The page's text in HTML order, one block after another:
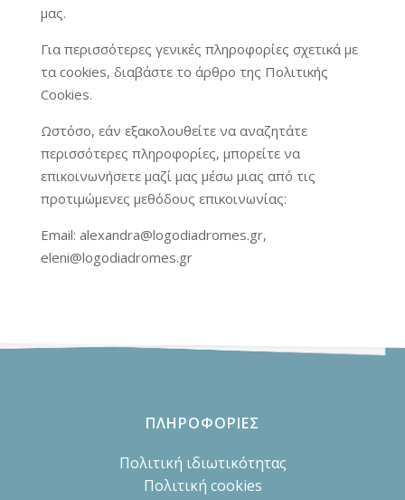
μας.
Για περισσότερες γενικές πληροφορίες σχετικά με
τα cookies, διαβάστε το άρθρο της Πολιτικής
Cookies.
Ωστόσο, εάν εξακολουθείτε να αναζητάτε
περισσότερες πληροφορίες, μπορείτε να
επικοινωνήσετε μαζί μας μέσω μιας από τις
προτιμώμενες μεθόδους επικοινωνίας:
Email: alexandra@logodiadromes.gr,
eleni@logodiadromes.gr
ΠΛΗΡΟΦΟΡΙΕΣ
Πολιτική ιδιωτικότητας
Πολιτική cookies